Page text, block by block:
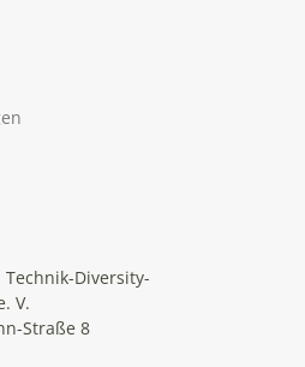
Diversity-
V.
Straße 8